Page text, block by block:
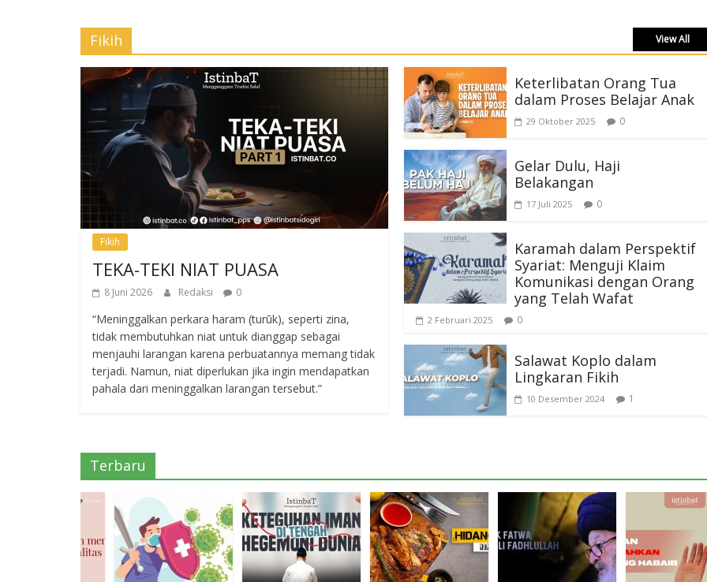
Fikih View All
Fikih
TEKA-TEKI NIAT PUASA
8 Juni 2026 Redaksi 0
“Meninggalkan perkara haram (turūk), seperti zina,
tidak membutuhkan niat untuk dianggap sebagai
menjauhi larangan karena perbuatannya memang tidak
terjadi. Namun, niat diperlukan jika ingin mendapatkan
pahala dari meninggalkan larangan tersebut.”
Keterlibatan Orang Tua
dalam Proses Belajar Anak
29 Oktober 2025 0
Gelar Dulu, Haji
Belakangan
17 Juli 2025 0
Karamah dalam Perspektif
Syariat: Menguji Klaim
Komunikasi dengan Orang
yang Telah Wafat
2 Februari 2025 0
Salawat Koplo dalam
Lingkaran Fikih
10 Desember 2024 1
Terbaru